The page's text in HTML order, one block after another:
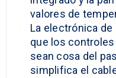
valores de
La electrónica
que los
sean cosa del
simplifica el